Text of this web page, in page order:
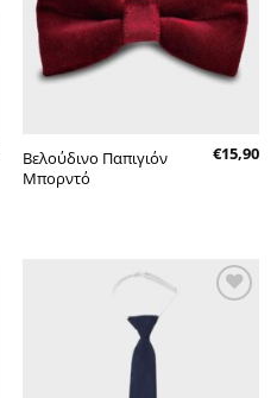
Βελούδινο Παπιγιόν
Μπορντό
€15,90